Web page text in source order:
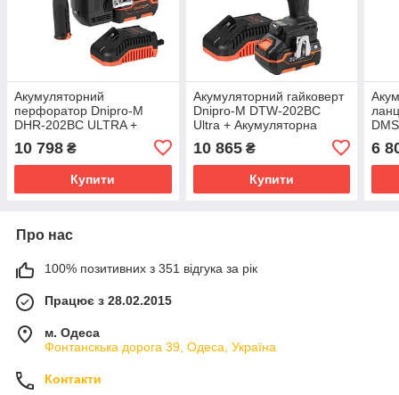
Акумуляторний
перфоратор Dnipro-M
DHR-202BC ULTRA +
BP-240 + Зарядний
пристрій FC-230
10 798 ₴
Купити
Акумуляторний гайковерт
Dnipro-M DTW-202BC
Ultra + Акумуляторна
Зарядний пристрій FC-230
10 865₴
Купити
BP-
6
Про нас
100% позитивних з 351 відгука за рік
Працює з 28.02.2015
м. Одеса
Фонтанскька дорога 39, Одеса, Україна
Контакти